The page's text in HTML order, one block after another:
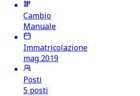
Cambio
Manuale
Immatricolazione
mag 2019
Posti
5 posti